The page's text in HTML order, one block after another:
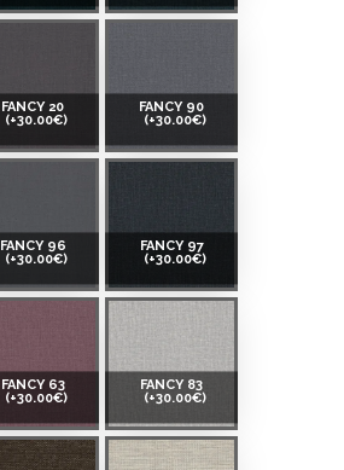
FANCY 20
(+30.00€)
FANCY 90
(+30.00€)
FANCY 96
(+30.00€)
FANCY 97
(+30.00€)
FANCY 63
(+30.00€)
FANCY 83
(+30.00€)